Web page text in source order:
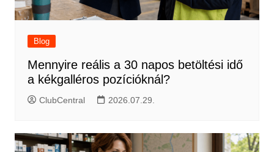
Blog
Mennyire reális a 30 napos betöltési idő
a kékgalléros pozícióknál?
ClubCentral 2026.07.29.